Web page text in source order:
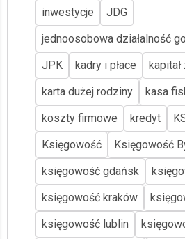
inwestycje
JDG
jednoosobowa działalność
JPK
kadry i płace
kapitał
karta dużej rodziny
kasa
koszty firmowe
kredyt
Księgowość
Księgowość
księgowość gdańsk
księgowość kraków
księgowość lublin